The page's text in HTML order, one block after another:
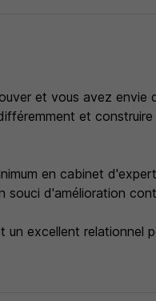
et vous avez envie
et
en cabinet
souci d'amélioration
excellent relationnel